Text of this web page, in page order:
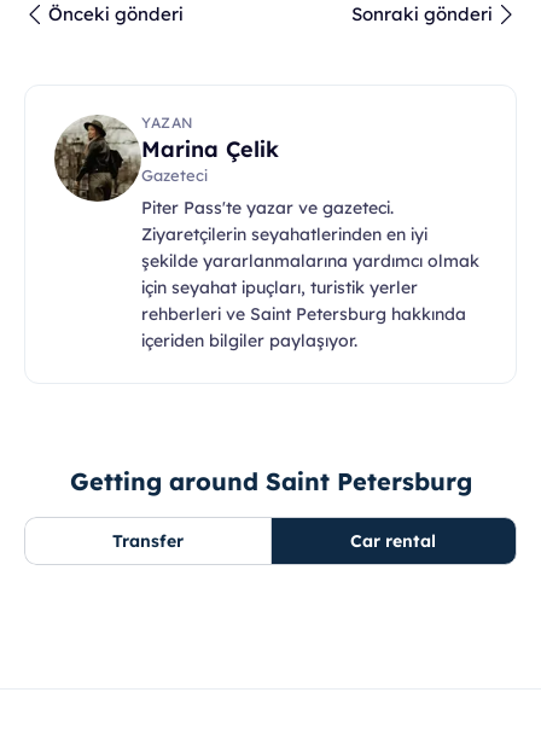
Önceki gönderi Sonraki gönderi
YAZAN
Marina Çelik
Gazeteci
Piter Pass'te yazar ve gazeteci.
Ziyaretçilerin seyahatlerinden en iyi
şekilde yararlanmalarına yardımcı olmak
için seyahat ipuçları, turistik yerler
rehberleri ve Saint Petersburg hakkında
içeriden bilgiler paylaşıyor.
Getting around Saint Petersburg
Transfer Car rental